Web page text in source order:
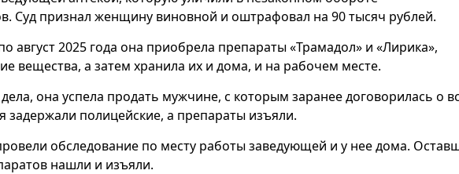
Суд признал женщину виновной и оштрафовал на 90 тысяч рублей.
август 2025 года она приобрела препараты «Трамадол» и «Лирика»,
вещества, а затем хранила их и дома, и на рабочем месте.
она успела продать мужчине, с которым заранее договорилась о
задержали полицейские, а препараты изъяли.
обследование по месту работы заведующей и у нее дома.
нашли и изъяли.